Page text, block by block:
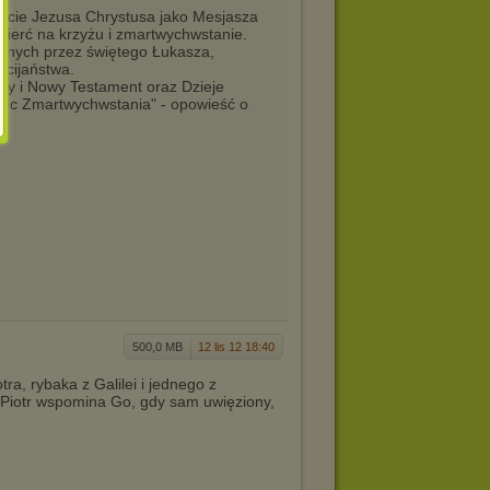
Jezusa Chrystusa jako Mesjasza
na krzyżu i zmartwychwstanie.
przez świętego Łukasza,
i Nowy Testament oraz Dzieje
Zmartwychwstania" - opowieść o
500,0 MB 12 lis 12 18:40
rybaka z Galilei i jednego z
wspomina Go, gdy sam uwięziony,